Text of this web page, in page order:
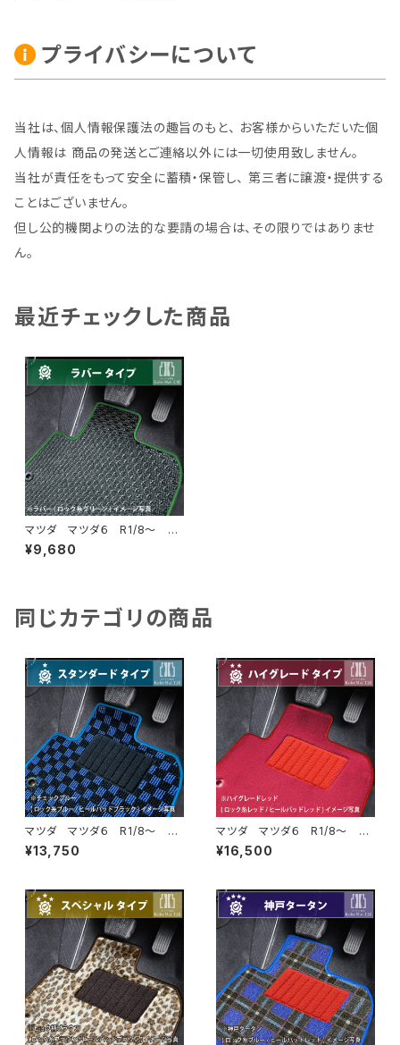
プライバシーについて
当社は、個人情報保護法の趣旨のもと、 お客様からいただいた個
人情報は 商品の発送とご連絡以外には一切使用致しません。
当社が責任をもって安全に蓄積・保管し、 第三者に譲渡・提供する
ことはございません。
但し公的機関よりの法的な要請の場合は、その限りではありませ
ん。
最近チェックした商品
マツダ マツダ６ R1/8〜 GJ
系 フロアマット一式 カーマッ
ト 防水 ラバータイプ
¥9,680
同じカテゴリの商品
マツダ マツダ６ R1/8〜 GJ
系 フロアマット一式 カーマッ
ト スタンダードタイプ
¥13,750
マツダ マツダ６ R1/8〜 GJ
系 フロアマット一式 カーマッ
ト ハイグレードタイプ
¥16,500